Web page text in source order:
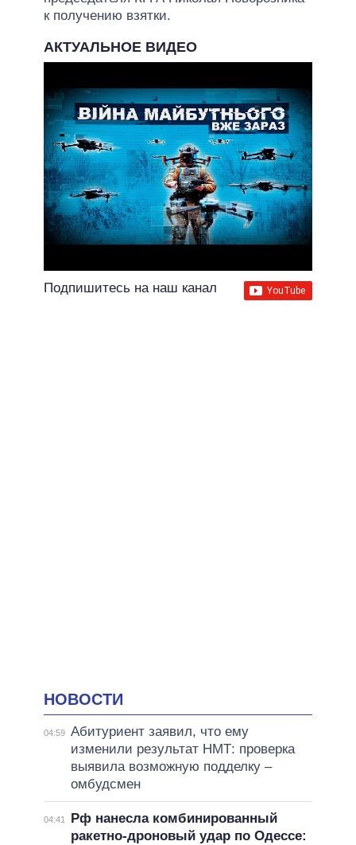
к получению взятки.
АКТУАЛЬНОЕ ВИДЕО
Подпишитесь на наш канал
НОВОСТИ
04:59 Абитуриент заявил, что ему
изменили результат НМТ: проверка
выявила возможную подделку –
омбудсмен
04:41
Рф нанесла комбинированный
ракетно-дроновый удар по Одессе: